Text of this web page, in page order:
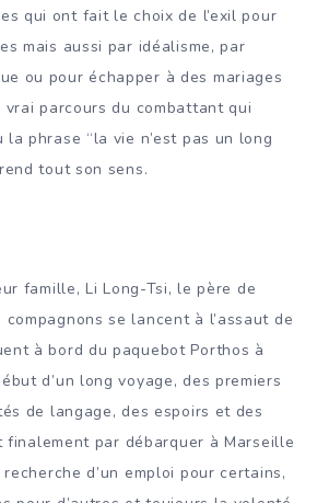
qui ont fait le choix de l’exil pour
mais aussi par idéalisme, par
ou pour échapper à des mariages
vrai parcours du combattant qui
la phrase “la vie n’est pas un long
tout son sens.
famille, Li Long-Tsi, le père de
se lancent à l’assaut de
à bord du paquebot Porthos à
d’un long voyage, des premiers
de langage, des espoirs et des
par débarquer à Marseille
d’un emploi pour certains,